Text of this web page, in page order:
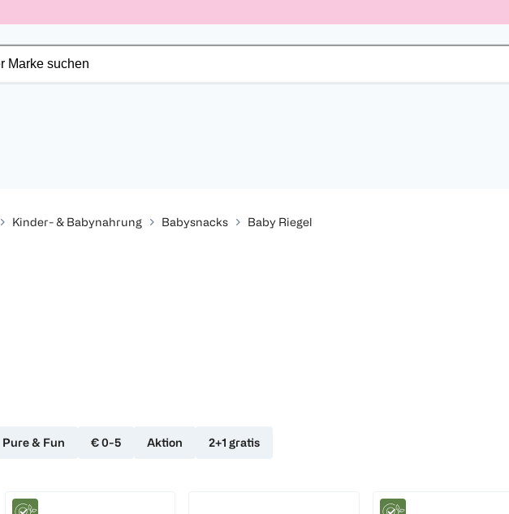
Kinder- & Babynahrung Babysnacks Baby Riegel
Pure & Fun € 0-5 Aktion 2+1 gratis